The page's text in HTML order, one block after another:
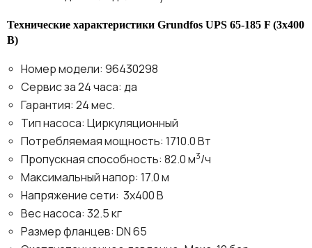
Технические характеристики Grundfos UPS 65-185 F (3x400
B)
Номер модели: 96430298
Сервис за 24 часа: да
Гарантия: 24 мес.
Тип насоса: Циркуляционный
Потребляемая мощность: 1710.0 Вт
Пропускная способность: 82.0 м3/ч
Максимальный напор: 17.0 м
Напряжение сети: 3x400 В
Вес насоса: 32.5 кг
Размер фланцев: DN 65